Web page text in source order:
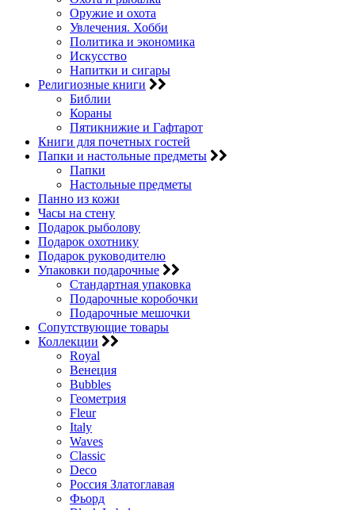
Оружие и охота
Увлечения. Хобби
Политика и экономика
Искусство
Напитки и сигары
Религиозные книги
Библии
Кораны
Пятикнижие и Гафтарот
Книги для почетных гостей
Папки и настольные предметы
Папки
Настольные предметы
Панно из кожи
Часы на стену
Подарок рыболову
Подарок охотнику
Подарок руководителю
Упаковки подарочные
Стандартная упаковка
Подарочные коробочки
Подарочные мешочки
Сопутствующие товары
Коллекции
Royal
Венеция
Bubbles
Геометрия
Fleur
Italy
Waves
Classic
Deco
Россия Златоглавая
Фьорд